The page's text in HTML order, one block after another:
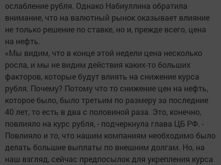
ослабление рубля. Однако Набиуллина обратила
внимание, что на валютный рынок оказывает влияние
не только решение по ставке, но и, прежде всего, цена
на нефть.
«Мы видим, что в конце этой недели цена несколько
росла, и мы не видим действия каких-то больших
факторов, которые будут влиять на снижение курса
рубля. Почему? Потому что то снижение цен на нефть,
которое было, было третьим по размеру за последние
40 лет, то есть в два с половиной раза. Это, конечно,
повлияло на курс рубля, - подчеркнула глава ЦБ РФ. -
Повлияло и то, что нашим компаниям необходимо было
делать большие выплаты по внешним долгам. Но, на
наш взгляд, сейчас предпосылок для укрепления курса